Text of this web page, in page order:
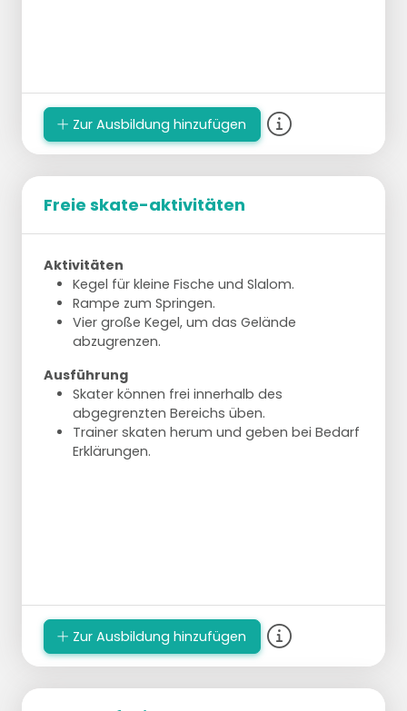
Zur Ausbildung hinzufügen
Freie skate-aktivitäten
Aktivitäten
Kegel für kleine Fische und Slalom.
Rampe zum Springen.
Vier große Kegel, um das Gelände
abzugrenzen.
Ausführung
Skater können frei innerhalb des
abgegrenzten Bereichs üben.
Trainer skaten herum und geben bei Bedarf
Erklärungen.
Zur Ausbildung hinzufügen